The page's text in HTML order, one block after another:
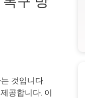
것입니다.
공합니다. 이